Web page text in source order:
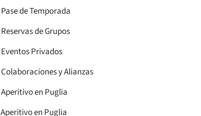
Pase de Temporada
Reservas de Grupos
Eventos Privados
Colaboraciones y Alianzas
Aperitivo en Puglia
Aperitivo en Puglia